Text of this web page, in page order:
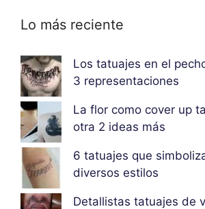
Lo más reciente
Los tatuajes en el
3 representaciones
La flor como cover up
otra 2 ideas más
6 tatuajes que
diversos estilos
Detallistas tatuajes de